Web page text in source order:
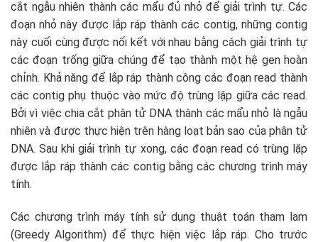
cắt ngẫu nhiên thành các mẩu đủ nhỏ để giải trình tự. Các
đoạn nhỏ này được lắp ráp thành các contig, những contig
này cuối cùng được nối kết với nhau bằng cách giải trình tự
các đoạn trống giữa chúng để tạo thành một hệ gen hoàn
chỉnh. Khả năng để lắp ráp thành công các đoạn read thành
các contig phụ thuộc vào mức độ trùng lặp giữa các read.
Bởi vì việc chia cắt phân tử DNA thành các mẩu nhỏ là ngẫu
nhiên và được thực hiện trên hàng loạt bản sao của phân tử
DNA. Sau khi giải trình tự xong, các đoạn read có trùng lặp
được lắp ráp thành các contig bằng các chương trình máy
tính.
Các chương trình máy tính sử dụng thuật toán tham lam
(Greedy Algorithm) để thực hiện việc lắp ráp. Cho trước